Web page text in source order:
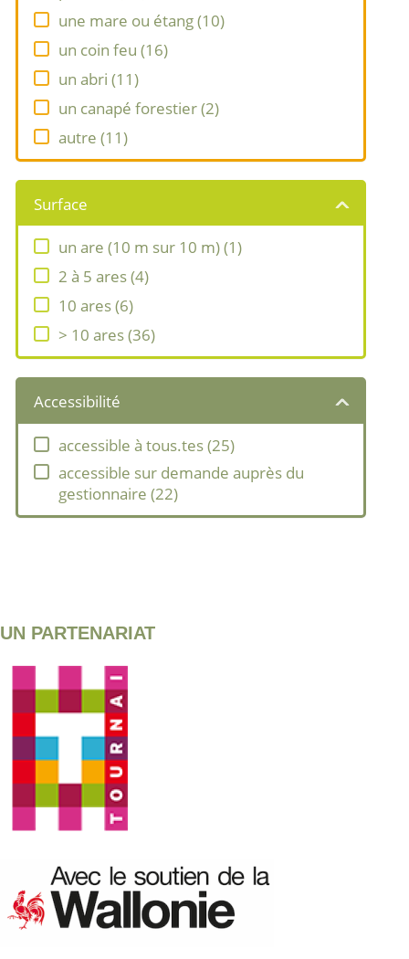
une mare ou étang(10)
un coin feu(16)
un abri(11)
un canapé forestier(2)
autre(11)
Surface
un are (10 m sur 10 m)(1)
2 à 5 ares(4)
10 ares(6)
> 10 ares(36)
Accessibilité
accessible à tous.tes(25)
accessible sur demande auprès du
gestionnaire(22)
Leaflet|©
OpenStreetMap
contributors
UN PARTENARIAT